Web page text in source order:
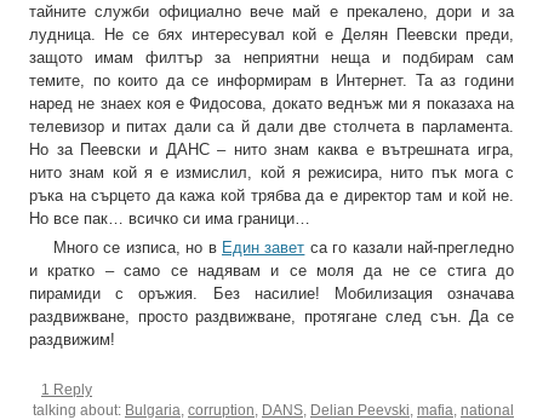
тайните служби официално вече май е прекалено, дори и за
лудница. Не се бях интересувал кой е Делян Пеевски преди,
защото имам филтър за неприятни неща и подбирам сам
темите, по които да се информирам в Интернет. Та аз години
наред не знаех коя е Фидосова, докато веднъж ми я показаха на
телевизор и питах дали са й дали две столчета в парламента.
Но за Пеевски и ДАНС – нито знам каква е вътрешната игра,
нито знам кой я е измислил, кой я режисира, нито пък мога с
ръка на сърцето да кажа кой трябва да е директор там и кой не.
Но все пак… всичко си има граници…
Много се изписа, но в Един завет са го казали най-прегледно
и кратко – само се надявам и се моля да не се стига до
пирамиди с оръжия. Без насилие! Мобилизация означава
раздвижване, просто раздвижване, протягане след сън. Да се
раздвижим!
1 Reply
talking about: Bulgaria corruption DANS Delian Peevski mafia national